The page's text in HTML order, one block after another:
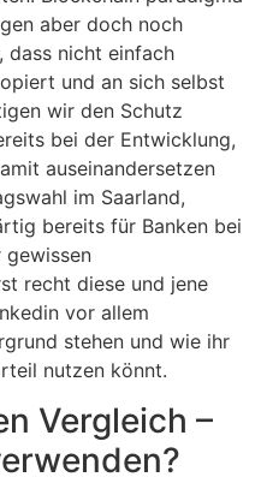
aber doch noch
dass nicht einfach
und an sich selbst
wir den Schutz
bei der Entwicklung,
auseinandersetzen
im Saarland,
bereits für Banken bei
gewissen
recht diese und jene
vor allem
stehen und wie ihr
nutzen könnt.
Vergleich –